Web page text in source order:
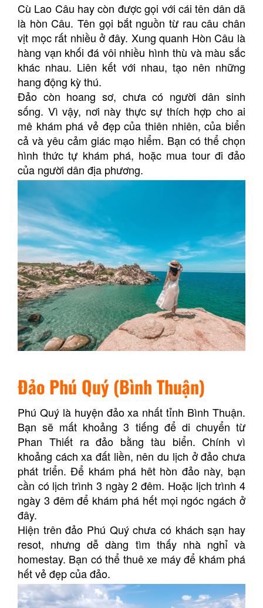
Cù Lao Câu hay còn được gọi với cái tên dân dã
là hòn Câu. Tên gọi bắt nguồn từ rau câu chân
vịt mọc rất nhiều ở đây. Xung quanh Hòn Câu là
hàng vạn khối đá vôi nhiều hình thù và màu sắc
khác nhau. Liên kết với nhau, tạo nên những
hang động kỳ thú.
Đảo còn hoang sơ, chưa có người dân sinh
sống. Vì vậy, nơi này thực sự thích hợp cho ai
mê khám phá vẻ đẹp của thiên nhiên, của biển
cả và yêu cảm giác mạo hiểm. Bạn có thể chọn
hình thức tự khám phá, hoặc mua tour đi đảo
của người dân địa phương.
Đảo Phú Quý (Bình Thuận)
Phú Quý là huyện đảo xa nhất tỉnh Bình Thuận.
Bạn sẽ mất khoảng 3 tiếng để di chuyển từ
Phan Thiết ra đảo bằng tàu biển. Chính vì
khoảng cách xa đất liền, nên du lịch ở đảo chưa
phát triển. Để khám phá hêt hòn đảo này, bạn
cần có lịch trình 3 ngày 2 đêm. Hoặc lịch trình 4
ngày 3 đêm để khám phá hết mọi ngóc ngách ở
đây.
Hiện trên đảo Phú Quý chưa có khách sạn hay
resot, nhưng dễ dàng tìm thấy nhà nghỉ và
homestay. Bạn có thể thuê xe máy để khám phá
hết vẻ đẹp của đảo.